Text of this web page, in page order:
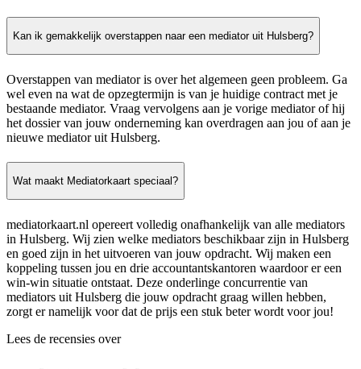
Kan ik gemakkelijk overstappen naar een mediator uit Hulsberg?
Overstappen van mediator is over het algemeen geen probleem. Ga
wel even na wat de opzegtermijn is van je huidige contract met je
bestaande mediator. Vraag vervolgens aan je vorige mediator of hij
het dossier van jouw onderneming kan overdragen aan jou of aan je
nieuwe mediator uit Hulsberg.
Wat maakt Mediatorkaart speciaal?
mediatorkaart.nl opereert volledig onafhankelijk van alle mediators
in Hulsberg. Wij zien welke mediators beschikbaar zijn in Hulsberg
en goed zijn in het uitvoeren van jouw opdracht. Wij maken een
koppeling tussen jou en drie accountantskantoren waardoor er een
win-win situatie ontstaat. Deze onderlinge concurrentie van
mediators uit Hulsberg die jouw opdracht graag willen hebben,
zorgt er namelijk voor dat de prijs een stuk beter wordt voor jou!
Lees de recensies over